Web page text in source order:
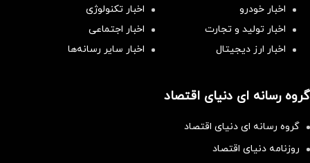
اخبار خودرو
اخبار تکنولوژی
اخبار تولید و تجارت
اخبار اجتماعی
اخبار ارز دیجیتال
اخبار سایر رسانه‌‌ها
گروه رسانه ای دنیای اقتصاد
گروه رسانه ای دنیای اقتصاد
روزنامه دنیای اقتصاد